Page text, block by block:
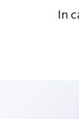
In